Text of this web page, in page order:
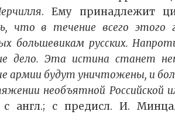
. Ему принадлежит
что в течение всего этого
большевикам русских.
дело. Эта истина станет
армии будут уничтожены, и
необъятной Российской
англ.; с предисл. И.